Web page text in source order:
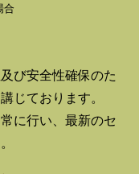
合
び安全性確保のた
じております。
に行い、最新のセ